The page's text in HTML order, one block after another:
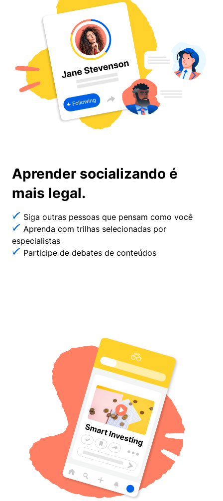
Aprender socializando é
mais legal.
Siga outras pessoas que pensam como você
Aprenda com trilhas selecionadas por
especialistas
Participe de debates de conteúdos